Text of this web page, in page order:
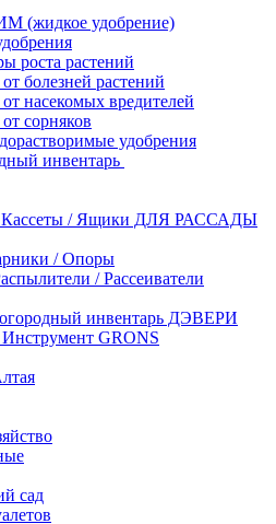
(жидкое удобрение)
роста растений
болезней растений
насекомых вредителей
сорняков
удобрения
инвентарь
Кассеты / Ящики ДЛЯ РАССАДЫ
/ Опоры
/ Рассеиватели
инвентарь ДЭВЕРИ
GRONS
сад